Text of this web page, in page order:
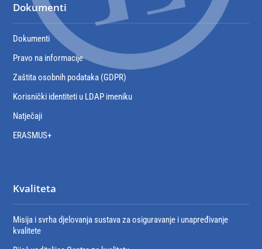
Dokumenti
Dokumenti
Pravo na informacije
Zaštita osobnih podataka (GDPR)
Korisnički identiteti u LDAP imeniku
Natječaji
ERASMUS+
Kvaliteta
Misija i svrha djelovanja sustava za osiguravanje i unapređivanje
kvalitete